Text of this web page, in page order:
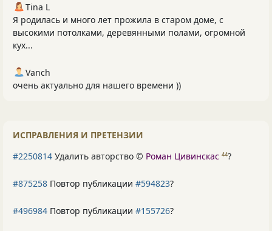
Tina L
Я родилась и много лет прожила в старом доме, с
высокими потолками, деревянными полами, огромной
кух...
Vanch
очень актуально для нашего времени ))
ИСПРАВЛЕНИЯ И ПРЕТЕНЗИИ
#2250814 Удалить авторство © Роман Цивинскас 44?
#875258 Повтор публикации #594823?
#496984 Повтор публикации #155726?